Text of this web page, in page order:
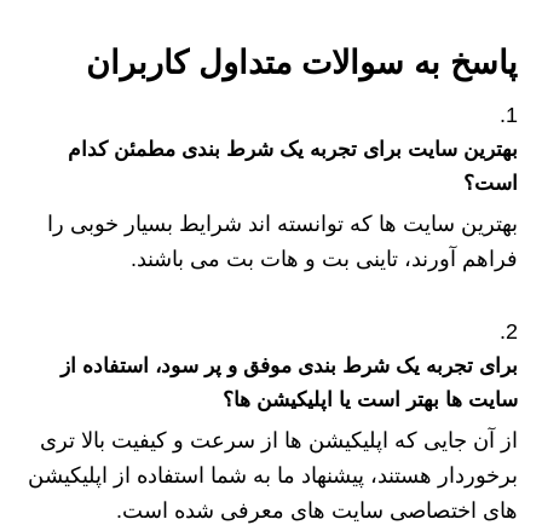
پاسخ به سوالات متداول کاربران
بهترین سایت برای تجربه یک شرط بندی مطمئن کدام
است؟
بهترین سایت ها که توانسته اند شرایط بسیار خوبی را
فراهم آورند، تاینی بت و هات بت می باشند.
برای تجربه یک شرط بندی موفق و پر سود، استفاده از
سایت ها بهتر است یا اپلیکیشن ها؟
از آن جایی که اپلیکیشن ها از سرعت و کیفیت بالا تری
برخوردار هستند، پیشنهاد ما به شما استفاده از اپلیکیشن
های اختصاصی سایت های معرفی شده است.